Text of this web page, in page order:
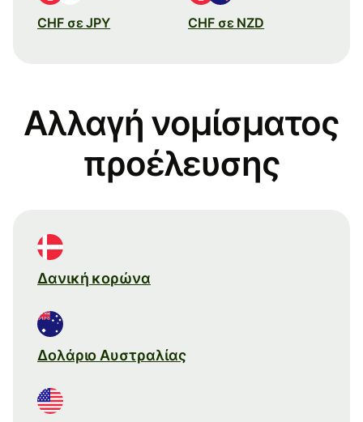
CHF σε JPY CHF σε NZD
Αλλαγή νομίσματος
προέλευσης
Δανική κορώνα
Δολάριο Αυστραλίας